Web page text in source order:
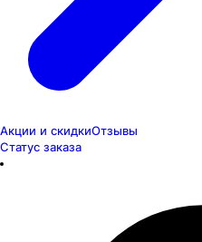
Акции и скидкиОтзывы
Статус заказа